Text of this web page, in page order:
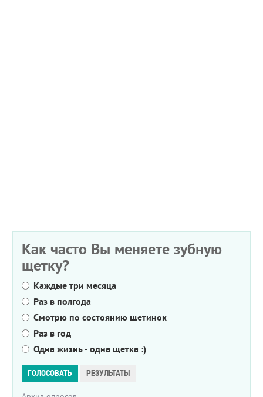
Как часто Вы меняете зубную
щетку?
Каждые три месяца
Раз в полгода
Смотрю по состоянию щетинок
Раз в год
Одна жизнь - одна щетка :)
ГОЛОСОВАТЬ РЕЗУЛЬТАТЫ